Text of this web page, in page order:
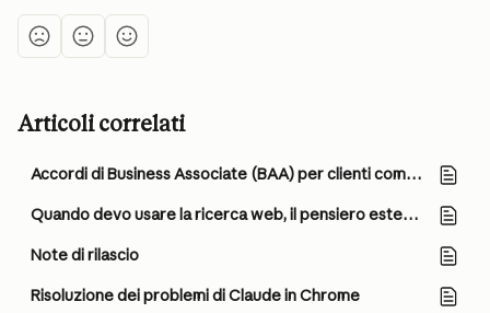
Articoli correlati
Accordi di Business Associate (BAA) per clienti commerciali
Quando devo usare la ricerca web, il pensiero esteso e la ricerca?
Note di rilascio
Risoluzione dei problemi di Claude in Chrome